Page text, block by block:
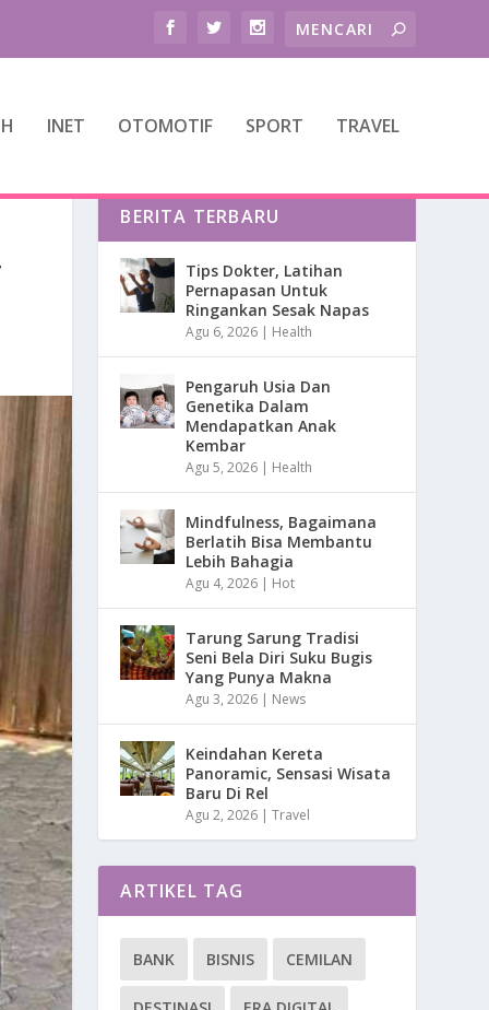
INET OTOMOTIF SPORT TRAVEL
BERITA TERBARU
Tips Dokter, Latihan
Pernapasan Untuk
Ringankan Sesak Napas
Agu 6, 2026 | Health
Pengaruh Usia Dan
Genetika Dalam
Mendapatkan Anak
Kembar
Agu 5, 2026 | Health
Mindfulness, Bagaimana
Berlatih Bisa Membantu
Lebih Bahagia
Agu 4, 2026 | Hot
Tarung Sarung Tradisi
Seni Bela Diri Suku Bugis
Yang Punya Makna
Agu 3, 2026 | News
Keindahan Kereta
Panoramic, Sensasi Wisata
Baru Di Rel
Agu 2, 2026 |Travel
ARTIKEL TAG
BANK BISNIS CEMILAN